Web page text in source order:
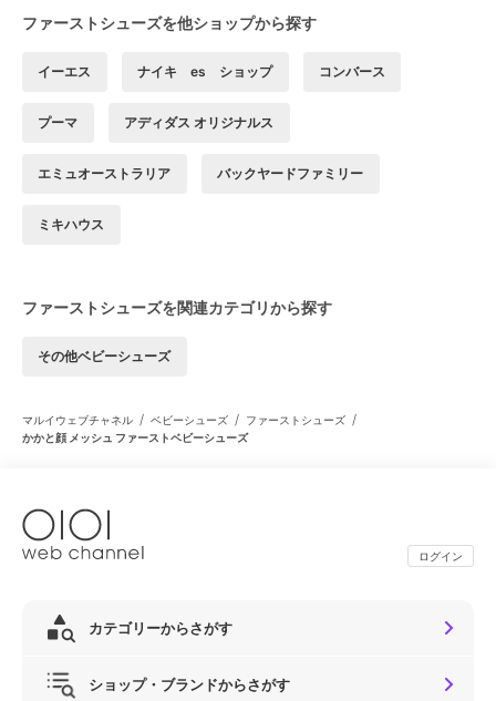
ファーストシューズを他ショップから探す
イーエス ナイキ es ショップ コンバース
プーマ アディダス オリジナルス
エミュオーストラリア バックヤードファミリー
ミキハウス
ファーストシューズを関連カテゴリから探す
その他ベビーシューズ
マルイウェブチャネル / ベビーシューズ / ファーストシューズ /
かかと顔 メッシュ ファーストベビーシューズ
ログイン
カテゴリーからさがす
ショップ・ブランドからさがす